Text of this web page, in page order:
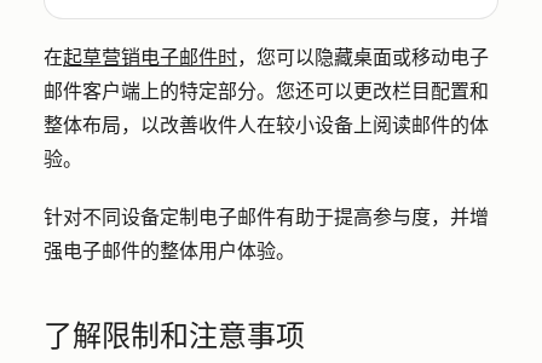
在起草营销电子邮件时，您可以隐藏桌面或移动电子
邮件客户端上的特定部分。您还可以更改栏目配置和
整体布局，以改善收件人在较小设备上阅读邮件的体
验。
针对不同设备定制电子邮件有助于提高参与度，并增
强电子邮件的整体用户体验。
了解限制和注意事项